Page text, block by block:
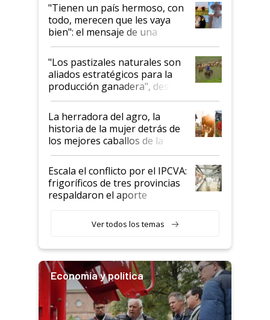
"Tienen un país hermoso, con
todo, merecen que les vaya
bien": el mensaje de una
ganadera uruguaya sobre las
oportunidades que se abren
para el agro en Argentina, con
foco en la carne
"Los pastizales naturales son
aliados estratégicos para la
producción ganadera", destaca
la iniciativa que ya reúne a 46
establecimientos en Argentina
La herradora del agro, la
historia de la mujer detrás de
los mejores caballos de la
Argentina y los mitos que
todavía hacen sufrir a estos
animales: "Mientras me
descalificaban, yo seguí
haciendo currículum"
Escala el conflicto por el IPCVA:
frigoríficos de tres provincias
respaldaron el aporte
Ver todos los temas
Economía y política